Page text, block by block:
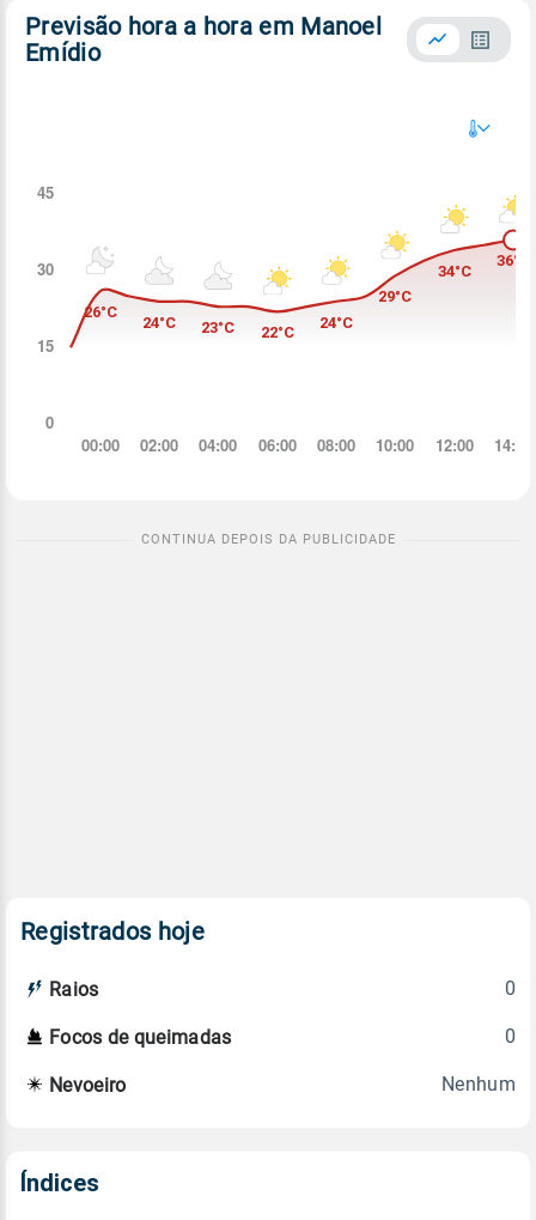
Previsão hora a hora em Manoel
Emídio
Registrados hoje
Raios 0
Focos de queimadas 0
Nevoeiro Nenhum
Índices